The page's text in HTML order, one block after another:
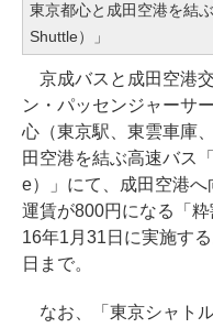
東京都心と成田空港を結
Shuttle）」
京成バスと成田空港
ン・パッセンジャーサ
心（東京駅、東雲車庫
田空港を結ぶ高速バス
e）」にて、成田空港
運賃が800円になる「
16年1月31日に実施す
日まで。
なお、「東京シャト